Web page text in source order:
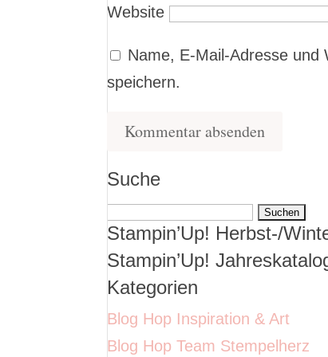
Website
Name, E-Mail-Adresse und
speichern.
Suche
Suchen
nach:
Stampin’Up! Herbst-/
Stampin’Up!
Kategorien
Blog Hop Inspiration & Art
Blog Hop Team Stempelherz